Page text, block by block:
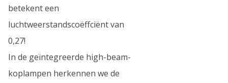
betekent een
luchtweerstandscoëffciënt van
0,27!
In de geïntegreerde high-beam-
koplampen herkennen we de